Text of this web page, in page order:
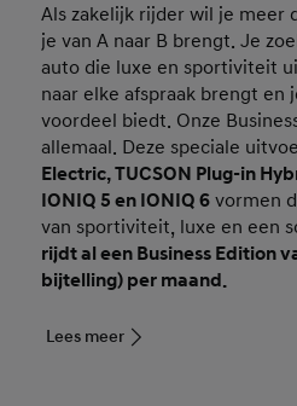
Als zakelijk rijder wil je meer
je van A naar B brengt. Je
auto die luxe en sportiviteit
naar elke afspraak brengt en
voordeel biedt. Onze
allemaal. Deze speciale
Electric, TUCSON Plug-in
IONIQ 5 en IONIQ 6 vormen
van sportiviteit, luxe en een
rijdt al een Business Edition
bijtelling) per maand.
Lees meer